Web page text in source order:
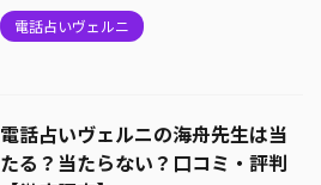
電話占いヴェルニ
電話占いヴェルニの海舟先生は当
たる？当たらない？口コミ・評判